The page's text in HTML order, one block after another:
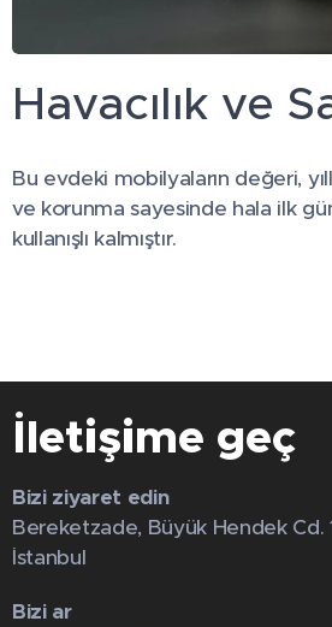
Havacılık ve
Bu evdeki mobilyaların değeri,
ve korunma sayesinde hala ilk
kullanışlı kalmıştır.
İletişime geç
Bizi ziyaret edin
Bereketzade, Büyük Hendek Cd.
İstanbul
Bizi ar